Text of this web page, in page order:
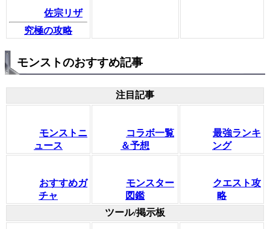
佐宗リザ
究極の攻略
モンストのおすすめ記事
注目記事
モンストニ
ュース
コラボ一覧
＆予想
最強ランキ
ング
おすすめガ
チャ
モンスター
図鑑
クエスト攻
略
ツール/掲示板